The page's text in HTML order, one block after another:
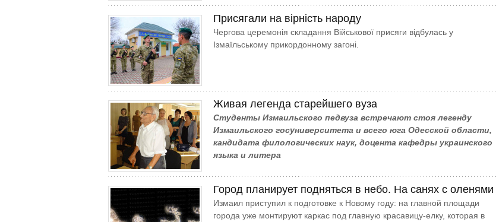
Присягали на вірність народу
Чергова церемонія складання Військової присяги відбулась у
Ізмаїльському прикордонному загоні.
Живая легенда старейшего вуза
Студенты Измаильского педвуза встречают стоя легенду
Измаильского госуниверситета и всего юга Одесской области,
кандидата филологических наук, доцента кафедры украинского
языка и литера
Город планирует подняться в небо. На санях с оленями
Измаил приступил к подготовке к Новому году: на главной площади
города уже монтируют каркас под главную красавицу-елку, которая в